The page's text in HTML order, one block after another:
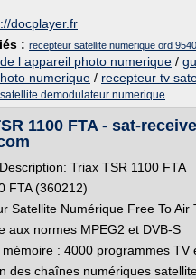
docplayer.fr
: recepteur satellite numerique ord 9540
l appareil photo numerique /
numerique / recepteur tv
demodulateur numerique
1100 FTA - sat-
Triax TSR 1100 FTA
FTA (360212)
Satellite Numérique Free To Air
aux normes MPEG2 et DVB-S
: 4000 programmes TV
des chaînes numériques